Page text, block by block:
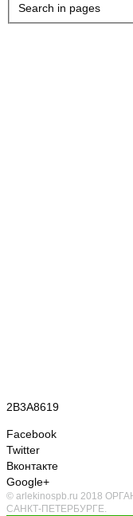
Search in pages
2B3A8619
Facebook
Twitter
Вконтакте
Google+
© arlekinospb.ru 2018
САНКТ-ПЕТЕРБУРГЕ.